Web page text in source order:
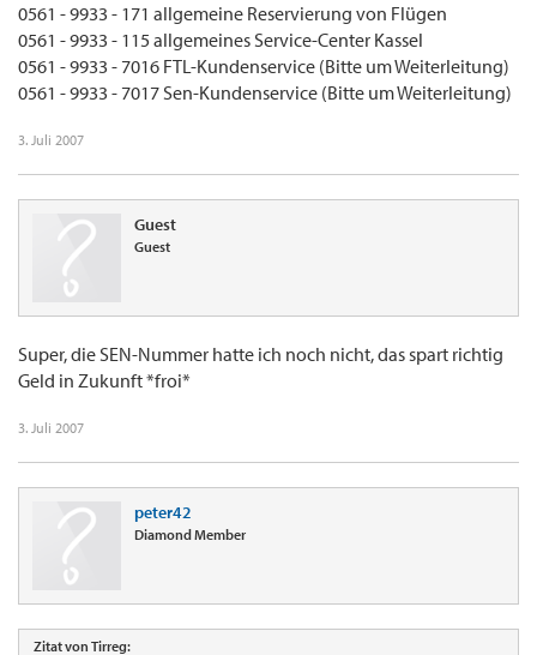
0561 - 9933 - 171 allgemeine Reservierung von Flügen
0561 - 9933 - 115 allgemeines Service-Center Kassel
0561 - 9933 - 7016 FTL-Kundenservice (Bitte um Weiterleitung)
0561 - 9933 - 7017 Sen-Kundenservice (Bitte um Weiterleitung)
3. Juli 2007
Guest
Guest
Super, die SEN-Nummer hatte ich noch nicht, das spart richtig
Geld in Zukunft *froi*
3. Juli 2007
peter42
Diamond Member
Zitat von Tirreg: